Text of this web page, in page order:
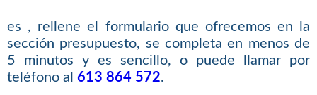
es , rellene el formulario que ofrecemos en la
sección presupuesto, se completa en menos de
5 minutos y es sencillo, o puede llamar por
teléfono al 613 864 572.